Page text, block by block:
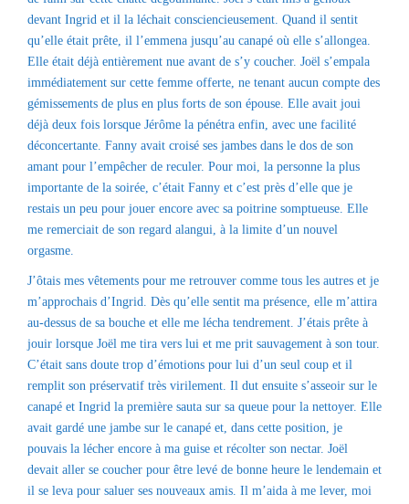
devant Ingrid et il la léchait consciencieusement. Quand il sentit
qu’elle était prête, il l’emmena jusqu’au canapé où elle s’allongea.
Elle était déjà entièrement nue avant de s’y coucher. Joël s’empala
immédiatement sur cette femme offerte, ne tenant aucun compte des
gémissements de plus en plus forts de son épouse. Elle avait joui
déjà deux fois lorsque Jérôme la pénétra enfin, avec une facilité
déconcertante. Fanny avait croisé ses jambes dans le dos de son
amant pour l’empêcher de reculer. Pour moi, la personne la plus
importante de la soirée, c’était Fanny et c’est près d’elle que je
restais un peu pour jouer encore avec sa poitrine somptueuse. Elle
me remerciait de son regard alangui, à la limite d’un nouvel
orgasme.
J’ôtais mes vêtements pour me retrouver comme tous les autres et je
m’approchais d’Ingrid. Dès qu’elle sentit ma présence, elle m’attira
au-dessus de sa bouche et elle me lécha tendrement. J’étais prête à
jouir lorsque Joël me tira vers lui et me prit sauvagement à son tour.
C’était sans doute trop d’émotions pour lui d’un seul coup et il
remplit son préservatif très virilement. Il dut ensuite s’asseoir sur le
canapé et Ingrid la première sauta sur sa queue pour la nettoyer. Elle
avait gardé une jambe sur le canapé et, dans cette position, je
pouvais la lécher encore à ma guise et récolter son nectar. Joël
devait aller se coucher pour être levé de bonne heure le lendemain et
il se leva pour saluer ses nouveaux amis. Il m’aida à me lever, moi